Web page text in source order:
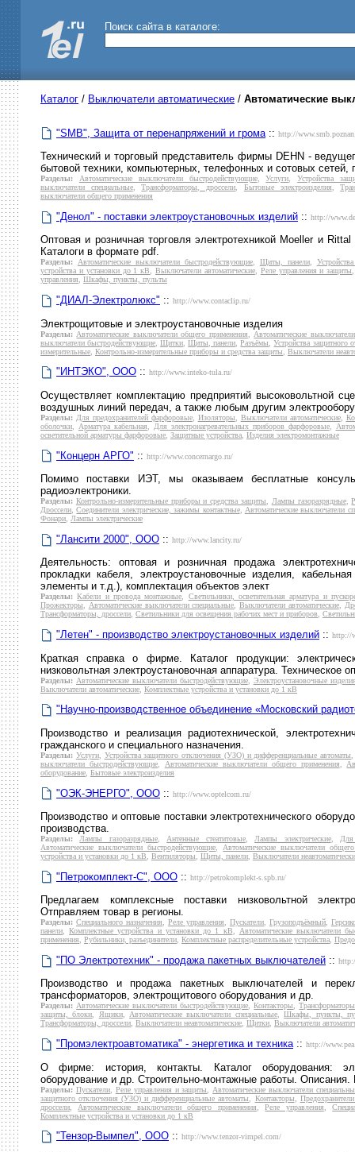
Поиск сайта в каталоге:
Каталог / Выключатели автоматические / Автоматические
"SMB", Защита от перенапряжений и грома :: http://
Технический и торговый представитель фирмы DEHN -
бытовой техники, компьютерных, телефонных и сотовых
Разделы: Автоматические выключатели быстродействующие,Услуги,Устройства
выключатели специальные,Трансформаторы, дроссели, Бытовые электроизделия,
выключатели общего применения
"Денол" - поставки электроустановочных изделий :: http://
Оптовая и розничная торговля электротехникой Moeller и
Каталоги в формате pdf.
Разделы: Автоматические выключатели быстродействующие, Щиты, панели,
устройства и установки до 1 кВ,Выключатели автоматические, Реле управления и защиты
управления, Шкафы, пункты, пульты
"ДИАЛ-Электролюкс" :: http://www.contaclip.ru/
Электрощитовые и электроустановочные изделия
Разделы: Автоматические выключатели общего применения
Автоматические
выключатели быстродействующие ,Щитки ,Щиты, панели ,Разъёмы ,Устройства защитного
измерительные Контрольно-измерительные приборы и средства защиты Выключатели
"ИНТЭКО", ООО :: http://www.inteko-tula.ru/
Осуществляет комплектацию предприятий высоковольтной
воздушных линий передач, а также любым другим
Разделы: Для предохранителей фарфоровые, Изоляторы Выключатели автоматические,
оболочки
Арматура кабельная Для электронагревательных приборов фарфоровые,
осветительной арматуры фарфоровые
Защитные устройства Изделия электромонтажные
"Концерн АРГО" :: http://www.concernargo.ru/
Помимо поставки ИЭТ, мы оказываем бесплатные
радиоэлектроники.
Разделы: Контрольно-измерительные приборы и средства защиты Лампы газоразрядные,
Дроссели ,Соединители электрические, зажимы контактные,
Автоматические выключатели
Фонари
Лампы электрические
"Лансити 2000", ООО :: http://www.lancity.ru/
Деятельность: оптовая и розничная продажа
прокладки кабеля, электроустановочные изделия,
элементы и т.д.), комплектация объектов элект
Разделы: Кабели и провода монтажные, Светильники, осветительная арматура и
Прожекторы, Автоматические выключатели специальные, Выключатели автоматические,
Трансформаторы, дроссели, Светильники для освещения рабочих мест и приборов,
"Летен" - производство электроустановочных изделий :: http://
Краткая справка о фирме. Каталог продукции:
низковольтная электроустановочная аппаратура. Техническое
Разделы: Автоматические выключатели быстродействующие, Электроустановочные
Выключатели автоматические Комплектные устройства и установки до 1 кВ
"Научно-производственное объединение «Московский
Производство и реализация радиотехнической,
гражданского и специального назначения.
Разделы: Услуги, Устройства защитного отключения (УЗО) и дифференциальные автоматы
выключатели быстродействующие, Автоматические выключатели общего применения
оборудование Бытовые электроизделия
"ОЭК-ЭНЕРГО", ООО :: http://www.optelcom.ru/
Производство и оптовые поставки электротехнического
производства.
Разделы: Лампы газоразрядные, Антенные стеатитовые, Лампы электрические, Для
Автоматические выключатели быстродействующие
Автоматические выключатели
устройства и установки до 1 кВ
Вентиляторы Щиты, панели Выключатели
"Петрокомплект-С", ООО :: http://petrokomplekt-s.spb.ru/
Предлагаем комплексные поставки низковольтной
Отправляем товар в регионы.
Разделы: Специального назначения Реле управления Пускатели Грузоподъёмный
панели ,Комплектные устройства и установки до 1 кВ
Автоматические выключатели
применения
Рубильники, разъединители Комплектные распределительные устройства
"ПО Электротехник" - продажа пакетных выключателей ::
Производство и продажа пакетных выключателей и
трансформаторов, электрощитового оборудования и др.
Разделы: Автоматические выключатели быстродействующие,Контакторы,
защиты, блоки, Ящики,Автоматические выключатели специальные,Шкафы, пункты,
Трансформаторы, дроссели, Выключатели неавтоматические, Щитки, Выключатели
"Промэлектроавтоматика" - энергетика и техника:: http://
О фирме: история, контакты. Каталог оборудования:
оборудование и др. Строительно-монтажные работы.
Разделы: Пускатели, Реле управления и защиты
Автоматические выключатели
защитного отключения (УЗО) и дифференциальные автоматы
Контакторы
дроссели
Автоматические выключатели общего применения ,Реле управления ,
Комплектные устройства и установки до 1 кВ
"Тензор-Вымпел", ООО :: http://www.tenzor-vimpel.com/